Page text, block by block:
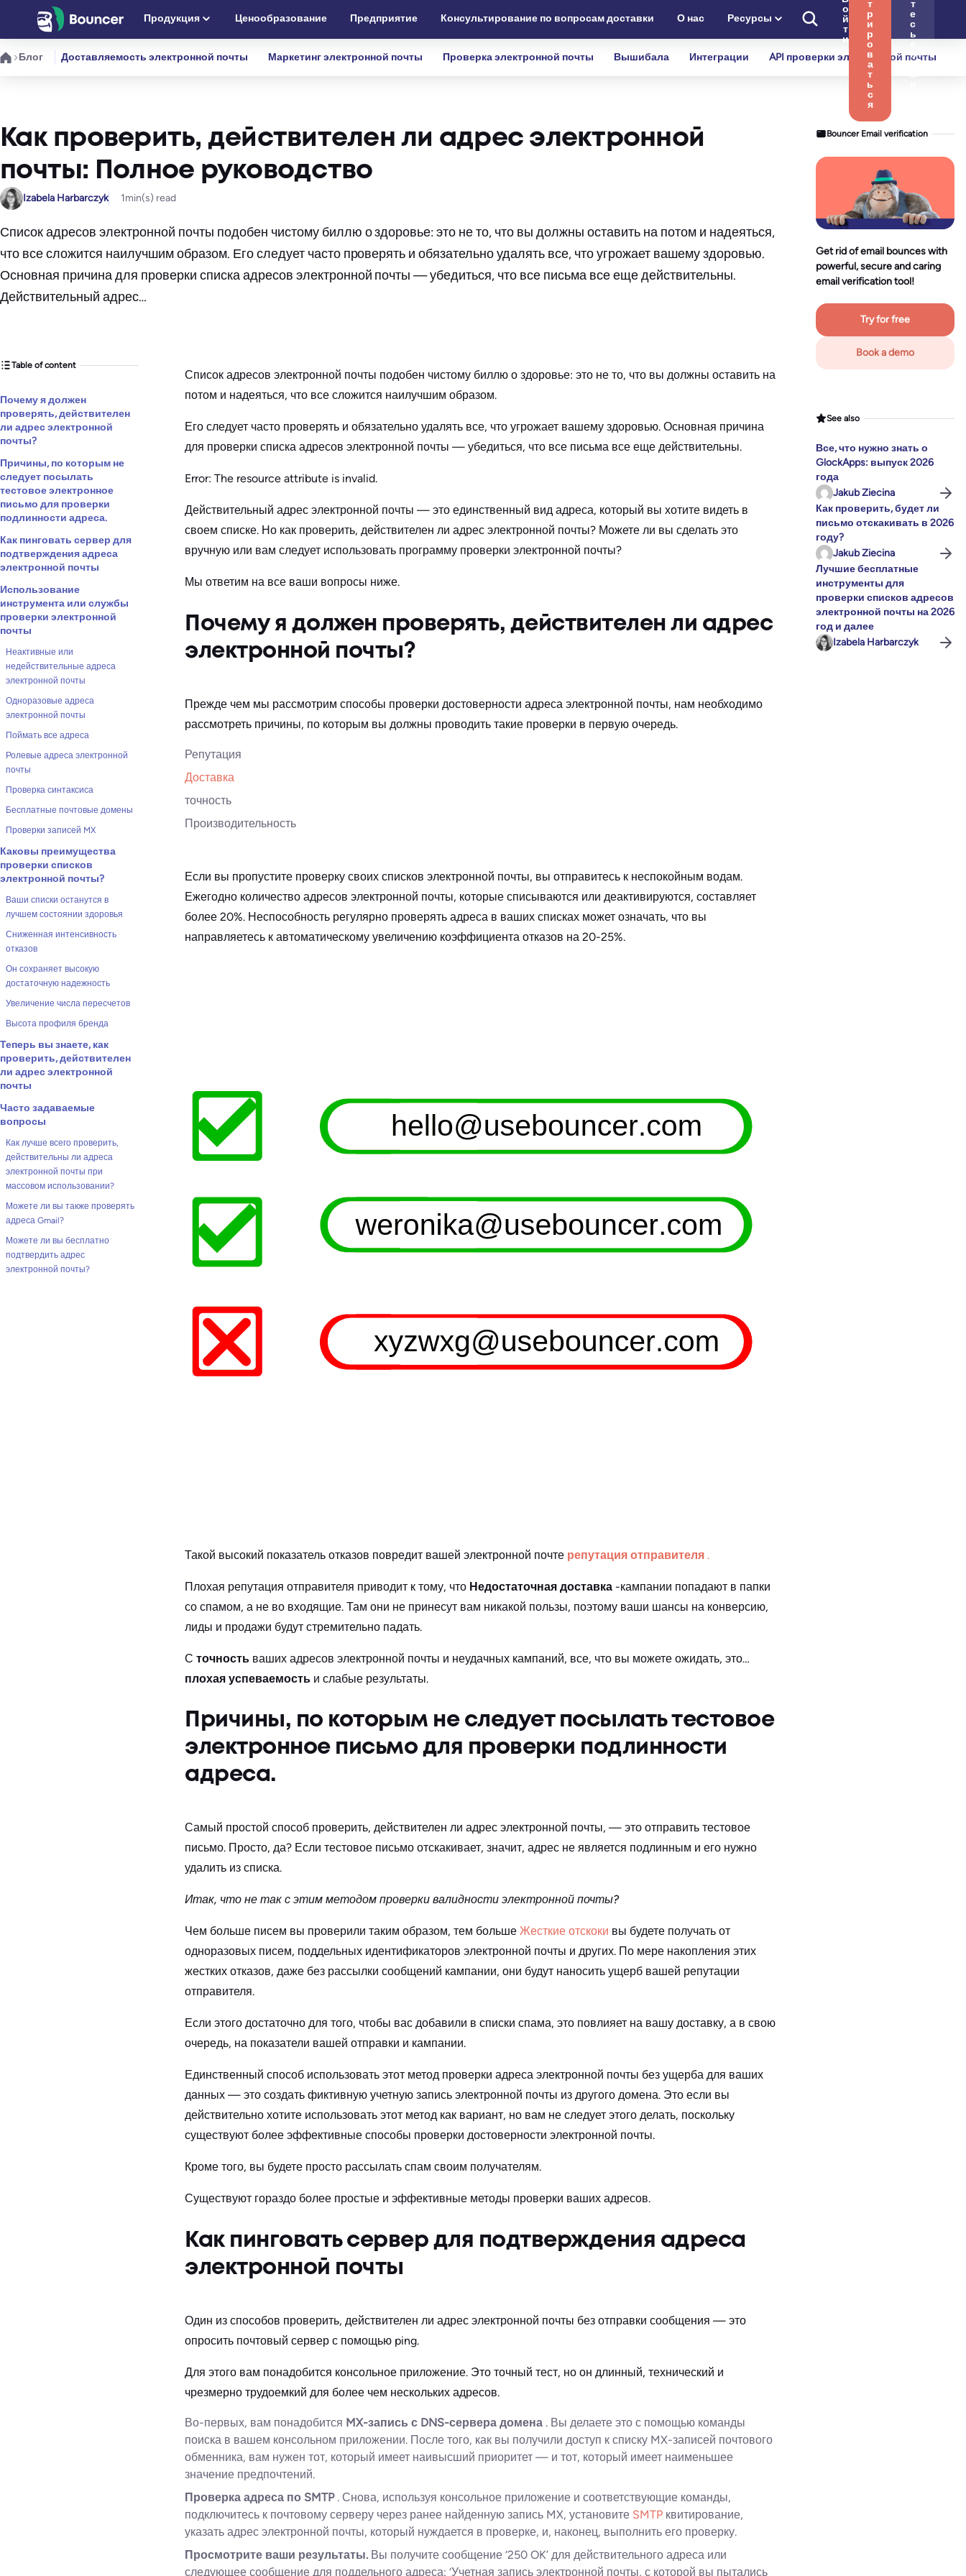
Перейти
содержимому
Продукция Ценообразование Предприятие Консультирование по вопросам доставки О нас Ресурсы
о
й
т
и
т
р
и
р
о
в
а
т
ь
с
я
т
е
с
ь
н
а
Блог Доставляемость электронной почты Маркетинг электронной почты Проверка электронной почты Вышибала Интеграции API проверки электронной почты
Как проверить, действителен ли адрес электронной
почты: Полное руководство
Izabela Harbarczyk 1min(s) read
Список адресов электронной почты подобен чистому биллю о здоровье: это не то, что вы должны оставить на потом и надеяться,
что все сложится наилучшим образом. Его следует часто проверять и обязательно удалять все, что угрожает вашему здоровью.
Основная причина для проверки списка адресов электронной почты — убедиться, что все письма все еще действительны.
Действительный адрес…
Table of content
Почему я должен
проверять, действителен
ли адрес электронной
почты?
Причины, по которым не
следует посылать
тестовое электронное
письмо для проверки
подлинности адреса.
Как пинговать сервер для
подтверждения адреса
электронной почты
Использование
инструмента или службы
проверки электронной
почты
Неактивные или
недействительные адреса
электронной почты
Одноразовые адреса
электронной почты
Поймать все адреса
Ролевые адреса электронной
почты
Проверка синтаксиса
Бесплатные почтовые домены
Проверки записей MX
Каковы преимущества
проверки списков
электронной почты?
Ваши списки останутся в
лучшем состоянии здоровья
Сниженная интенсивность
отказов
Он сохраняет высокую
достаточную надежность
Увеличение числа пересчетов
Высота профиля бренда
Теперь вы знаете, как
проверить, действителен
ли адрес электронной
почты
Часто задаваемые
вопросы
Как лучше всего проверить,
действительны ли адреса
электронной почты при
массовом использовании?
Можете ли вы также проверять
адреса Gmail?
Можете ли вы бесплатно
подтвердить адрес
электронной почты?
Список адресов электронной почты подобен чистому биллю о здоровье: это не то, что вы должны оставить на
потом и надеяться, что все сложится наилучшим образом.
Его следует часто проверять и обязательно удалять все, что угрожает вашему здоровью. Основная причина
для проверки списка адресов электронной почты — убедиться, что все письма все еще действительны.
Error: The resource attribute is invalid.
Действительный адрес электронной почты — это единственный вид адреса, который вы хотите видеть в
своем списке. Но как проверить, действителен ли адрес электронной почты? Можете ли вы сделать это
вручную или вам следует использовать программу проверки электронной почты?
Мы ответим на все ваши вопросы ниже.
Почему я должен проверять, действителен ли адрес
электронной почты?
Прежде чем мы рассмотрим способы проверки достоверности адреса электронной почты, нам необходимо
рассмотреть причины, по которым вы должны проводить такие проверки в первую очередь.
Репутация
Доставка
точность
Производительность
Если вы пропустите проверку своих списков электронной почты, вы отправитесь к неспокойным водам.
Ежегодно количество адресов электронной почты, которые списываются или деактивируются, составляет
более 20%. Неспособность регулярно проверять адреса в ваших списках может означать, что вы
направляетесь к автоматическому увеличению коэффициента отказов на 20-25%.
Такой высокий показатель отказов повредит вашей электронной почте репутация отправителя .
Плохая репутация отправителя приводит к тому, что Недостаточная доставка -кампании попадают в папки
со спамом, а не во входящие. Там они не принесут вам никакой пользы, поэтому ваши шансы на конверсию,
лиды и продажи будут стремительно падать.
С точность ваших адресов электронной почты и неудачных кампаний, все, что вы можете ожидать, это…
плохая успеваемость и слабые результаты.
Причины, по которым не следует посылать тестовое
электронное письмо для проверки подлинности
адреса.
Самый простой способ проверить, действителен ли адрес электронной почты, — это отправить тестовое
письмо. Просто, да? Если тестовое письмо отскакивает, значит, адрес не является подлинным и его нужно
удалить из списка.
Итак, что не так с этим методом проверки валидности электронной почты?
Чем больше писем вы проверили таким образом, тем больше Жесткие отскоки вы будете получать от
одноразовых писем, поддельных идентификаторов электронной почты и других. По мере накопления этих
жестких отказов, даже без рассылки сообщений кампании, они будут наносить ущерб вашей репутации
отправителя.
Если этого достаточно для того, чтобы вас добавили в списки спама, это повлияет на вашу доставку, а в свою
очередь, на показатели вашей отправки и кампании.
Единственный способ использовать этот метод проверки адреса электронной почты без ущерба для ваших
данных — это создать фиктивную учетную запись электронной почты из другого домена. Это если вы
действительно хотите использовать этот метод как вариант, но вам не следует этого делать, поскольку
существуют более эффективные способы проверки достоверности электронной почты.
Кроме того, вы будете просто рассылать спам своим получателям.
Существуют гораздо более простые и эффективные методы проверки ваших адресов.
Как пинговать сервер для подтверждения адреса
электронной почты
Один из способов проверить, действителен ли адрес электронной почты без отправки сообщения — это
опросить почтовый сервер с помощью ping.
Для этого вам понадобится консольное приложение. Это точный тест, но он длинный, технический и
чрезмерно трудоемкий для более чем нескольких адресов.
Во-первых, вам понадобится MX-запись с DNS-сервера домена . Вы делаете это с помощью команды
поиска в вашем консольном приложении. После того, как вы получили доступ к списку MX-записей почтового
обменника, вам нужен тот, который имеет наивысший приоритет — и тот, который имеет наименьшее
значение предпочтений.
Проверка адреса по SMTP . Снова, используя консольное приложение и соответствующие команды,
подключитесь к почтовому серверу через ранее найденную запись MX, установите SMTP квитирование,
указать адрес электронной почты, который нуждается в проверке, и, наконец, выполнить его проверку.
Просмотрите ваши результаты. Вы получите сообщение ‘250 OK’ для действительного адреса или
следующее сообщение для поддельного адреса: ‘Учетная запись электронной почты, с которой вы пытались
Bouncer Email verification
Get rid of email bounces with
powerful, secure and caring
email verification tool!
Try for free
Book a demo
See also
Все, что нужно знать о
GlockApps: выпуск 2026
года
Jakub Ziecina
Как проверить, будет ли
письмо отскакивать в 2026
году?
Jakub Ziecina
Лучшие бесплатные
инструменты для
проверки списков адресов
электронной почты на 2026
год и далее
Izabela Harbarczyk